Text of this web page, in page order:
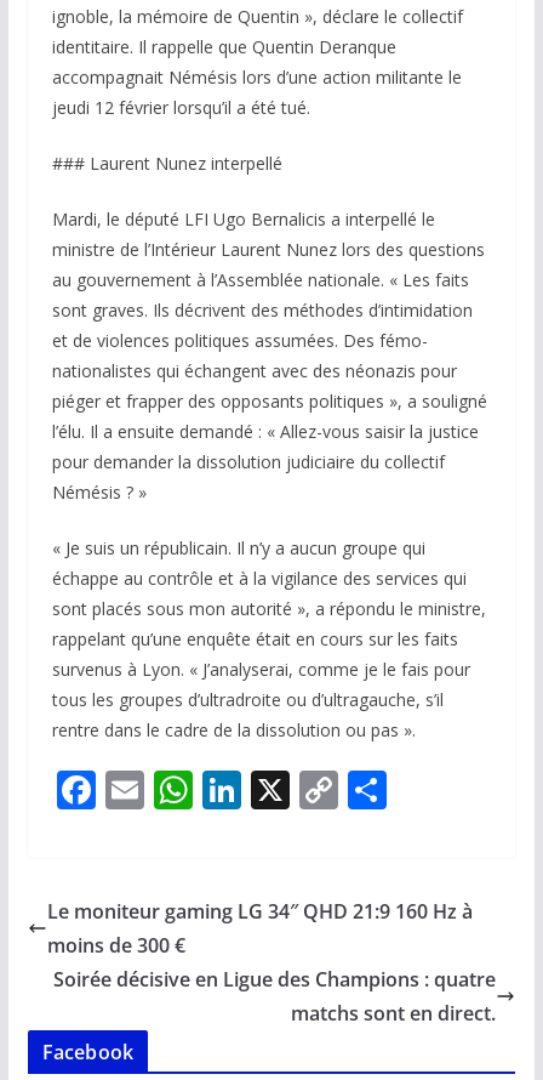
ignoble, la mémoire de Quentin », déclare le collectif
identitaire. Il rappelle que Quentin Deranque
accompagnait Némésis lors d’une action militante le
jeudi 12 février lorsqu’il a été tué.
### Laurent Nunez interpellé
Mardi, le député LFI Ugo Bernalicis a interpellé le
ministre de l’Intérieur Laurent Nunez lors des questions
au gouvernement à l’Assemblée nationale. « Les faits
sont graves. Ils décrivent des méthodes d’intimidation
et de violences politiques assumées. Des fémo-
nationalistes qui échangent avec des néonazis pour
piéger et frapper des opposants politiques », a souligné
l’élu. Il a ensuite demandé : « Allez-vous saisir la justice
pour demander la dissolution judiciaire du collectif
Némésis ? »
« Je suis un républicain. Il n’y a aucun groupe qui
échappe au contrôle et à la vigilance des services qui
sont placés sous mon autorité », a répondu le ministre,
rappelant qu’une enquête était en cours sur les faits
survenus à Lyon. « J’analyserai, comme je le fais pour
tous les groupes d’ultradroite ou d’ultragauche, s’il
rentre dans le cadre de la dissolution ou pas ».
F
b
o
o
k
E
l
W
s
p
Li
e
n
X C
y
n
k
P
g
Le moniteur gaming LG 34″ QHD 21:9 160 Hz à
moins de 300 €
Soirée décisive en Ligue des Champions : quatre
matchs sont en direct.
Facebook